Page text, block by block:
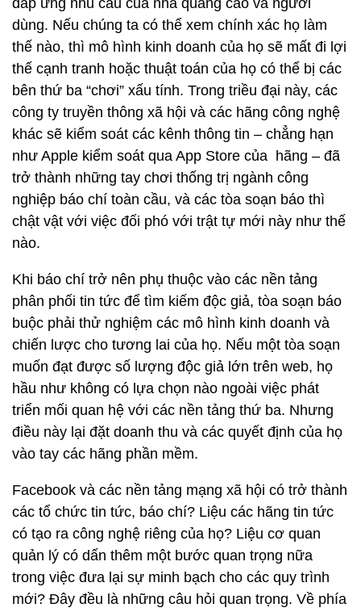
đáp ứng nhu cầu của nhà quảng cáo và người
dùng. Nếu chúng ta có thể xem chính xác họ làm
thế nào, thì mô hình kinh doanh của họ sẽ mất đi lợi
thế cạnh tranh hoặc thuật toán của họ có thể bị các
bên thứ ba “chơi” xấu tính. Trong triều đại này, các
công ty truyền thông xã hội và các hãng công nghệ
khác sẽ kiểm soát các kênh thông tin – chẳng hạn
như Apple kiểm soát qua App Store của hãng – đã
trở thành những tay chơi thống trị ngành công
nghiệp báo chí toàn cầu, và các tòa soạn báo thì
chật vật với việc đối phó với trật tự mới này như thế
nào.
Khi báo chí trở nên phụ thuộc vào các nền tảng
phân phối tin tức để tìm kiếm độc giả, tòa soạn báo
buộc phải thử nghiệm các mô hình kinh doanh và
chiến lược cho tương lai của họ. Nếu một tòa soạn
muốn đạt được số lượng độc giả lớn trên web, họ
hầu như không có lựa chọn nào ngoài việc phát
triển mối quan hệ với các nền tảng thứ ba. Nhưng
điều này lại đặt doanh thu và các quyết định của họ
vào tay các hãng phần mềm.
Facebook và các nền tảng mạng xã hội có trở thành
các tổ chức tin tức, báo chí? Liệu các hãng tin tức
có tạo ra công nghệ riêng của họ? Liệu cơ quan
quản lý có dấn thêm một bước quan trọng nữa
trong việc đưa lại sự minh bạch cho các quy trình
mới? Đây đều là những câu hỏi quan trọng. Về phía